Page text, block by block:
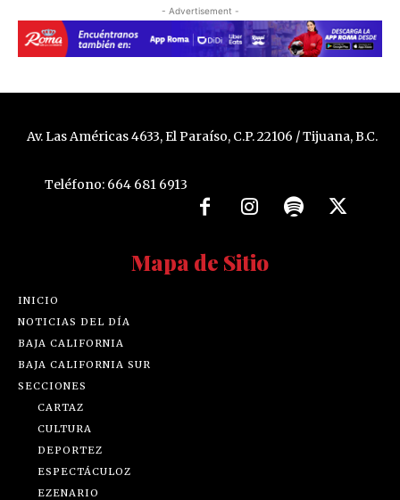
- Advertisement -
Av. Las Américas 4633, El Paraíso, C.P. 22106 / Tijuana, B.C.
Teléfono: 664 681 6913
Mapa de Sitio
INICIO
NOTICIAS DEL DÍA
BAJA CALIFORNIA
BAJA CALIFORNIA SUR
SECCIONES
CARTAZ
CULTURA
DEPORTEZ
ESPECTÁCULOZ
EZENARIO